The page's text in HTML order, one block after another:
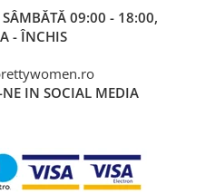
09:00 - 18:00,
- ÎNCHIS
NE IN SOCIAL MEDIA